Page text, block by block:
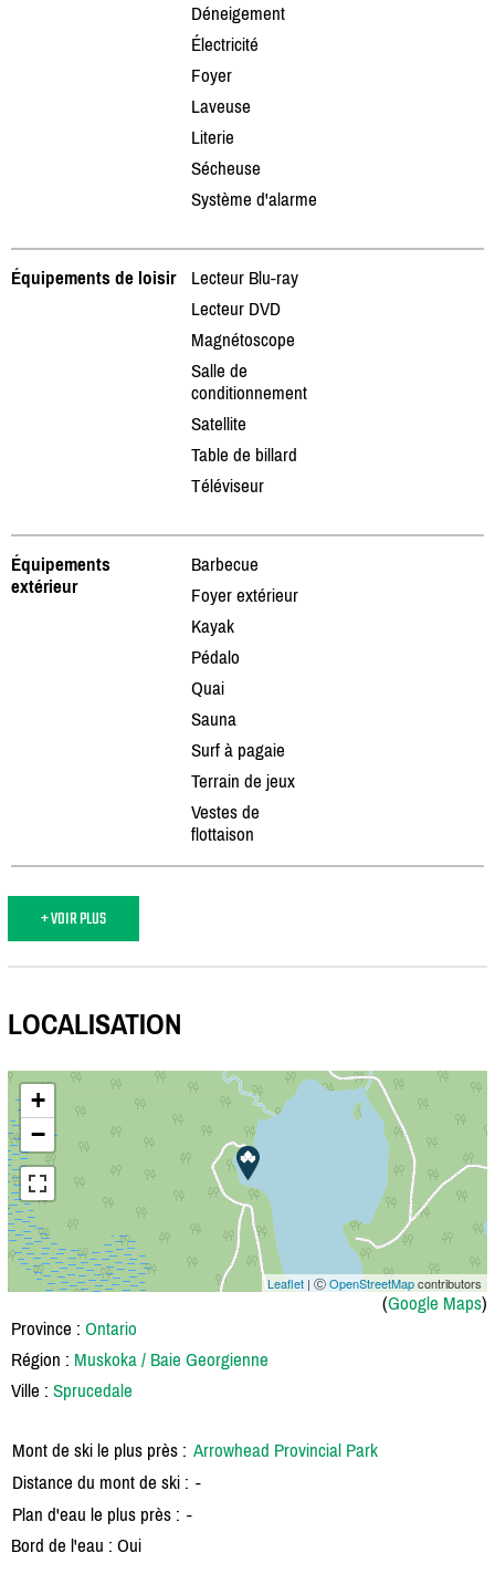
Déneigement
Électricité
Foyer
Laveuse
Literie
Sécheuse
Système d'alarme
Équipements de loisir
Lecteur Blu-ray
Lecteur DVD
Magnétoscope
Salle de
conditionnement
Satellite
Table de billard
Téléviseur
Équipements
extérieur
Barbecue
Foyer extérieur
Kayak
Pédalo
Quai
Sauna
Surf à pagaie
Terrain de jeux
Vestes de
flottaison
+ VOIR PLUS
LOCALISATION
+
−
Leaflet | ⒸOpenStreetMapcontributors
(Google Maps)
Province : Ontario
Région : Muskoka / Baie Georgienne
Ville : Sprucedale
Mont de ski le plus près : Arrowhead Provincial Park
Distance du mont de ski : -
Plan d'eau le plus près : -
Bord de l'eau : Oui